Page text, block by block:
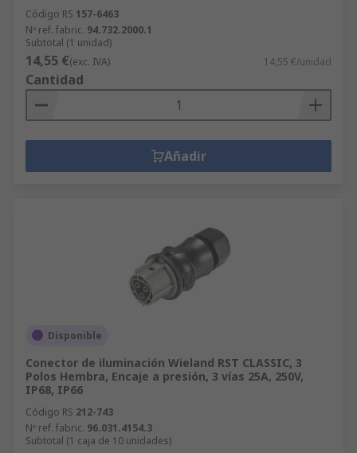
Código RS 157-6463
Nº ref. fabric. 94.732.2000.1
Subtotal (1 unidad)
14,55 €(exc. IVA) 14,55 €/unidad
Cantidad
Añadir
Disponible
Conector de iluminación Wieland RST CLASSIC, 3
Polos Hembra, Encaje a presión, 3 vías 25A, 250V,
IP68, IP66
Código RS 212-743
Nº ref. fabric. 96.031.4154.3
Subtotal (1 caja de 10 unidades)